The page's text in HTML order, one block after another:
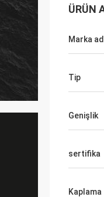
M.Boroomandi
Geçtiğimiz on yıl boyunca
işbirliğinde kazan-kazan
ÜRÜN
Marka
Tip
Genişlik
sertifika
Kaplama